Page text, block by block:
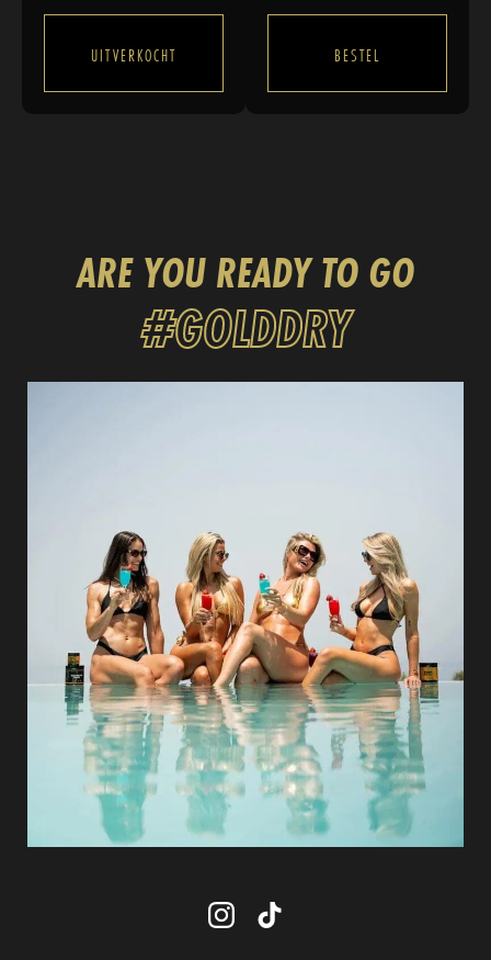
UITVERKOCHT BESTEL
ARE YOU READY TO GO
#GOLDDRY